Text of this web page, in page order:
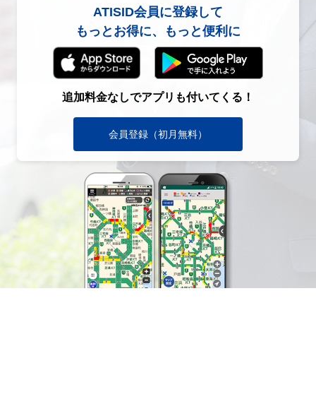
ATISID会員に登録して
もっとお得に、もっと便利に
追加料金なしでアプリも付いてくる！
会員登録（初月無料）